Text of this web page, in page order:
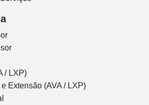
/ LXP)
Extensão (AVA / LXP)